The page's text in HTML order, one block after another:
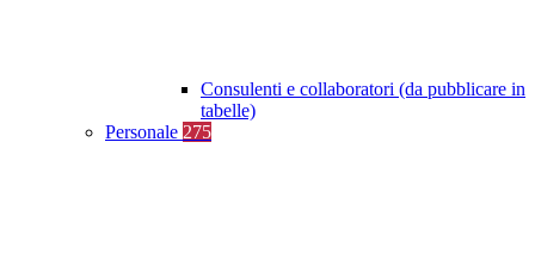
Consulenti e collaboratori (da pubblicare in
tabelle)
Personale 275